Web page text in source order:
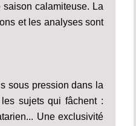
calamiteuse. La
et les analyses sont
sous pression dans la
sujets qui fâchent :
Une exclusivité